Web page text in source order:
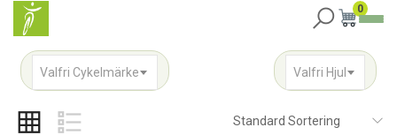
0
Valfri Cykelmärke Valfri Hjul
Standard Sortering